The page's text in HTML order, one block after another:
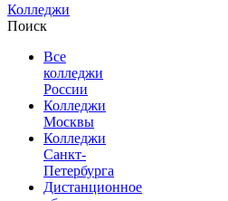
Колледжи
Поиск
Все
колледжи
России
Колледжи
Москвы
Колледжи
Санкт-
Петербурга
Дистанционное